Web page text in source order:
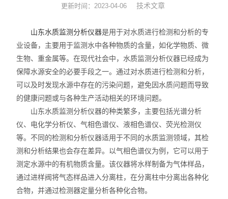
实验耗材
实验台
标准品
化工原料
更新时间：2023-04-06 技术文章
山东水质监测分析仪器是用于对水质进行检测和分析的专
业设备，主要用于监测水中各种物质的含量，如化学物质、微
生物、重金属等。在现代社会中，水质监测分析仪器已经成为
保障水源安全的必要手段之一。通过对水质进行检测和分析，
可以及时发现水源中存在的污染问题，避免因水质问题而导致
的健康问题或与各种生产活动相关的环境问题。
山东水质监测分析仪器的种类繁多，主要包括光谱分析
仪、电化学分析仪、气相色谱仪、液相色谱仪、荧光检测仪
等。不同的检测和分析仪器适用于不同的水质监测领域，其检
测和分析结果也会存在差异。以气相色谱仪为例，它可以用于
测定水源中的有机物质含量。该仪器将水样制备为气体样品，
通过进样阀将气态样品进入分离柱，在分离柱中分离出各种化
合物，并通过检测器定量分析各种化合物。